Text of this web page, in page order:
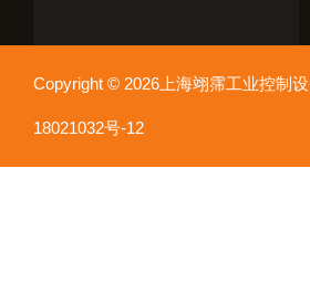
Copyright © 2026上海翊霈工业控制
18021032号-12